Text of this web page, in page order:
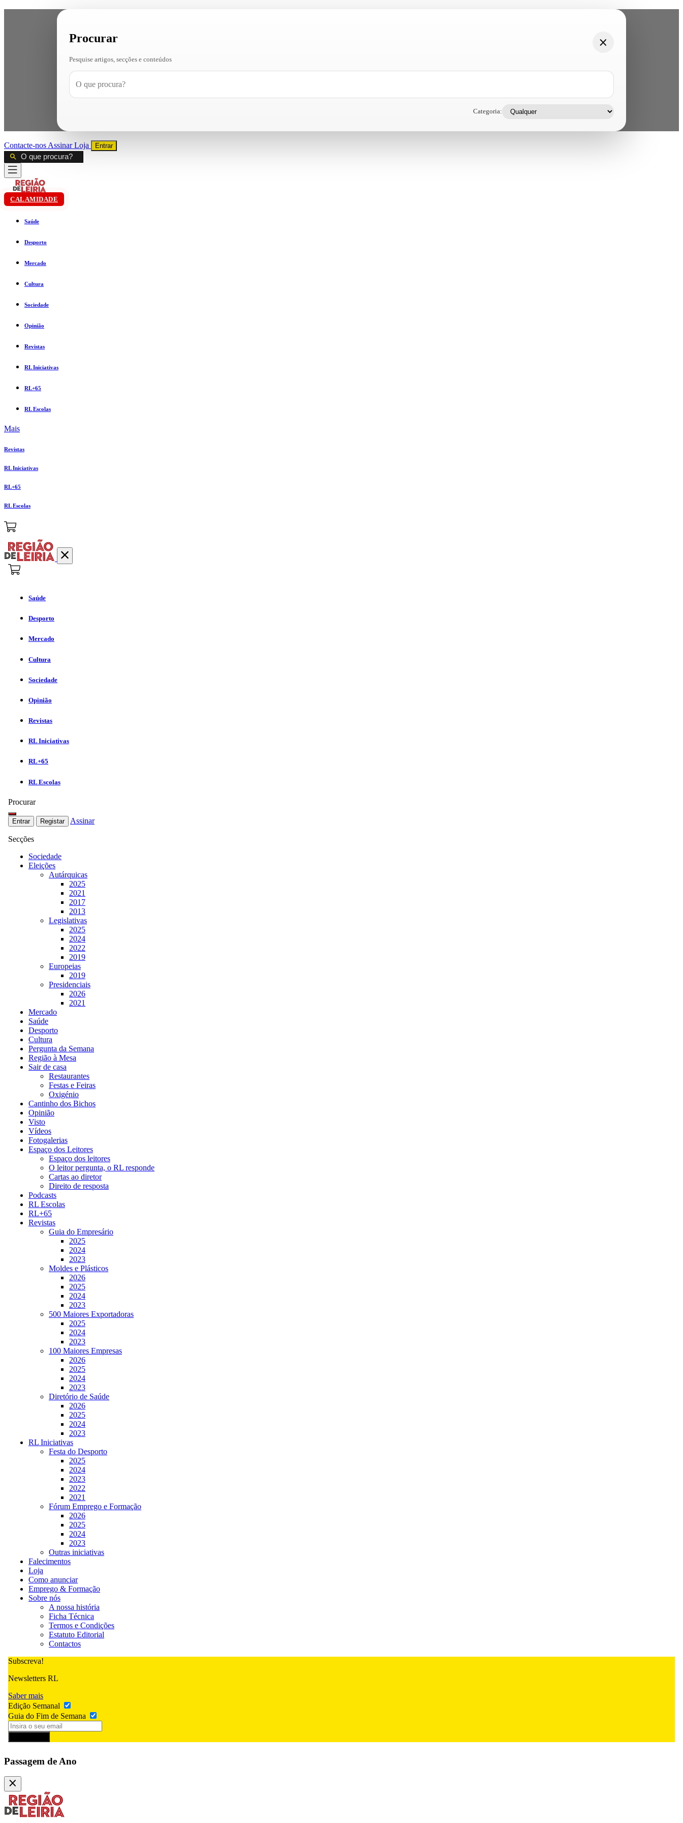
Procurar
Pesquise artigos, secções e conteúdos
Categoria:
Contacte-nos AssinarLoja Entrar
CALAMIDADE
Saúde
Desporto
Mercado
Cultura
Sociedade
Opinião
Revistas
RL Iniciativas
RL+65
RL Escolas
Mais
Revistas
RL Iniciativas
RL+65
RL Escolas
Saúde
Desporto
Mercado
Cultura
Sociedade
Opinião
Revistas
RL Iniciativas
RL+65
RL Escolas
Procurar
Entrar Registar Assinar
Secções
Sociedade
Eleições
Autárquicas
2025
2021
2017
2013
Legislativas
2025
2024
2022
2019
Europeias
2019
Presidenciais
2026
2021
Mercado
Saúde
Desporto
Cultura
Pergunta da Semana
Região à Mesa
Sair de casa
Restaurantes
Festas e Feiras
Oxigénio
Cantinho dos Bichos
Opinião
Visto
Vídeos
Fotogalerias
Espaço dos Leitores
Espaço dos leitores
O leitor pergunta, o RL responde
Cartas ao diretor
Direito de resposta
Podcasts
RL Escolas
RL+65
Revistas
Guia do Empresário
2025
2024
2023
Moldes e Plásticos
2026
2025
2024
2023
500 Maiores Exportadoras
2025
2024
2023
100 Maiores Empresas
2026
2025
2024
2023
Diretório de Saúde
2026
2025
2024
2023
RL Iniciativas
Festa do Desporto
2025
2024
2023
2022
2021
Fórum Emprego e Formação
2026
2025
2024
2023
Outras iniciativas
Falecimentos
Loja
Como anunciar
Emprego & Formação
Sobre nós
A nossa história
Ficha Técnica
Termos e Condições
Estatuto Editorial
Contactos
Subscreva!
Newsletters RL
Saber mais
Edição Semanal
Guia do Fim de Semana
Passagem de Ano